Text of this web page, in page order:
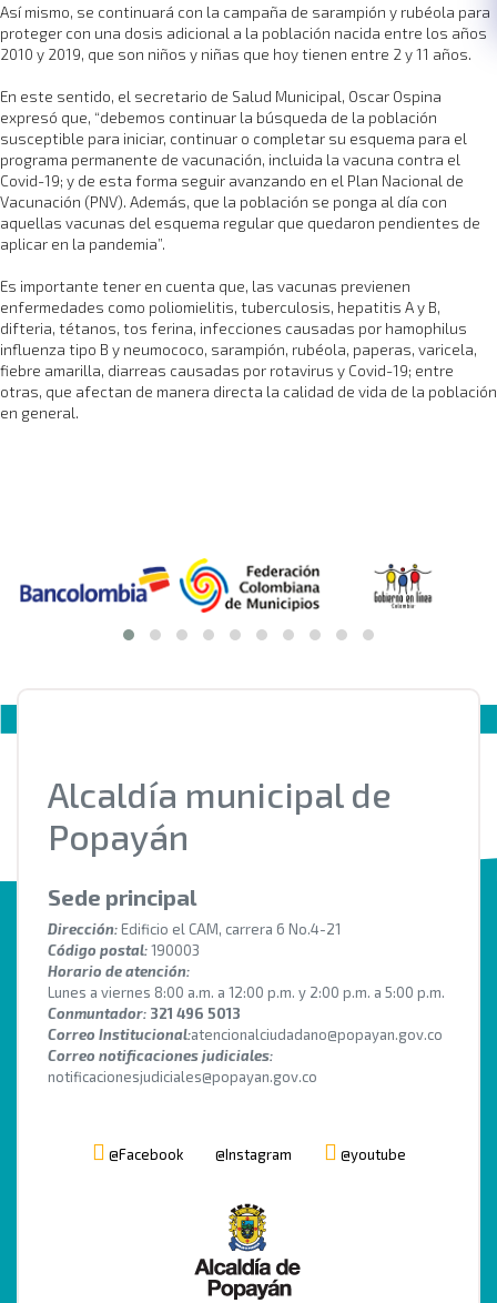
Así mismo, se continuará con la campaña de sarampión y rubéola para
proteger con una dosis adicional a la población nacida entre los años
2010 y 2019, que son niños y niñas que hoy tienen entre 2 y 11 años.
En este sentido, el secretario de Salud Municipal, Oscar Ospina
expresó que, “debemos continuar la búsqueda de la población
susceptible para iniciar, continuar o completar su esquema para el
programa permanente de vacunación, incluida la vacuna contra el
Covid-19; y de esta forma seguir avanzando en el Plan Nacional de
Vacunación (PNV). Además, que la población se ponga al día con
aquellas vacunas del esquema regular que quedaron pendientes de
aplicar en la pandemia”.
Es importante tener en cuenta que, las vacunas previenen
enfermedades como poliomielitis, tuberculosis, hepatitis A y B,
difteria, tétanos, tos ferina, infecciones causadas por hamophilus
influenza tipo B y neumococo, sarampión, rubéola, paperas, varicela,
fiebre amarilla, diarreas causadas por rotavirus y Covid-19; entre
otras, que afectan de manera directa la calidad de vida de la población
en general.
Alcaldía municipal de
Popayán
Sede principal
Dirección: Edificio el CAM, carrera 6 No.4-21
Código postal:190003
Horario de atención:
Lunes a viernes 8:00 a.m. a 12:00 p.m. y 2:00 p.m. a 5:00 p.m.
Conmuntador: 321 496 5013
Correo Institucional:atencionalciudadano@popayan.gov.co
Correo notificaciones judiciales:
notificacionesjudiciales@popayan.gov.co
@Facebook @Instagram @youtube